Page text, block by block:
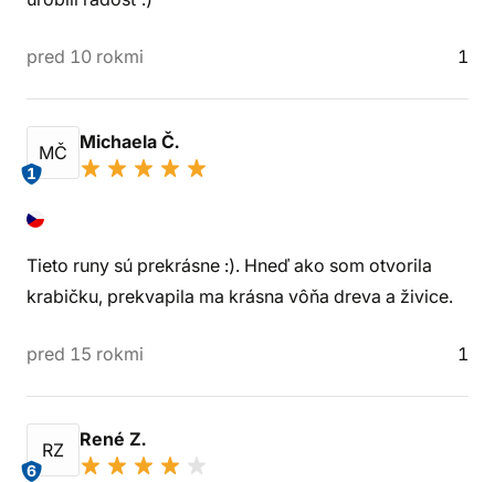
pred 10 rokmi 1
MČ
1
Michaela Č.
Tieto runy sú prekrásne :). Hneď ako som otvorila
krabičku, prekvapila ma krásna vôňa dreva a živice.
pred 15 rokmi 1
RZ
6
René Z.